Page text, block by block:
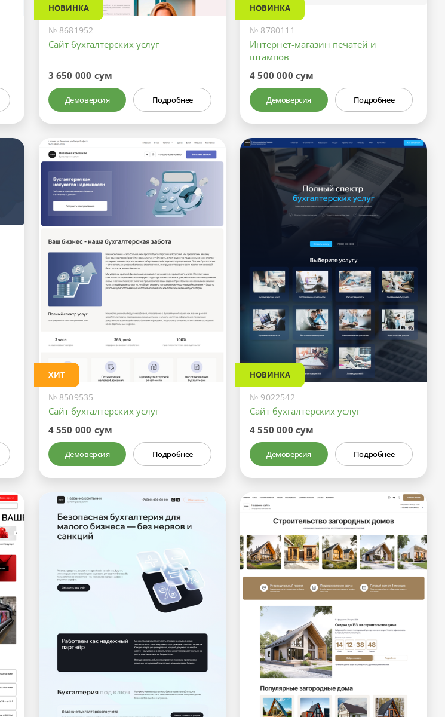
НОВИНКА
№ 8681952
Сайт бухгалтерских услуг
3 650 000 сум
Демоверсия Подробнее
НОВИНКА
№ 8780111
Интернет-магазин печатей и
штампов
4 500 000 сум
Демоверсия Подробнее
ХИТ
№ 8509535
Сайт бухгалтерских услуг
4 550 000 сум
Демоверсия Подробнее
НОВИНКА
№ 9022542
Сайт бухгалтерских услуг
4 550 000 сум
Демоверсия Подробнее